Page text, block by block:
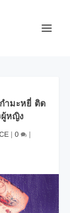
ำมะหยี่ ติด
หญิง
| 0 |